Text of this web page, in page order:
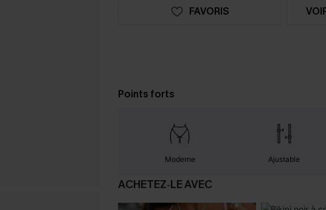
FAVORIS
Points forts
Moderne Ajustable
ACHETEZ‑LE AVEC